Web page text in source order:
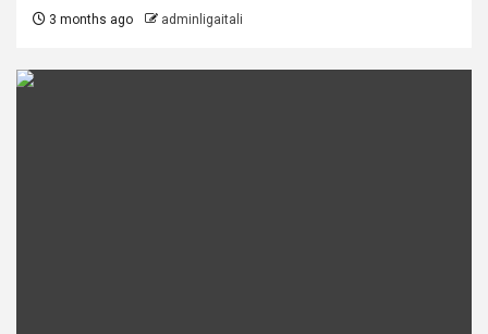
3 months ago adminligaitali